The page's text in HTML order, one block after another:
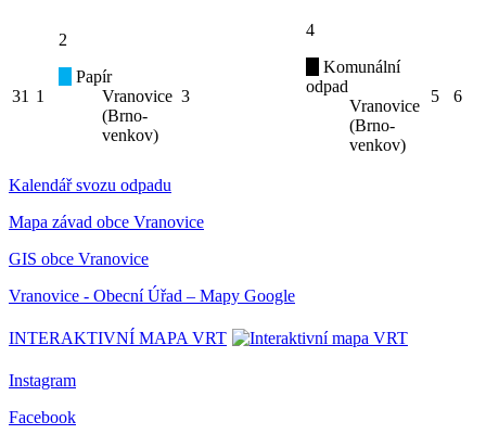
31 1
2
Papír
Vranovice
(Brno-
venkov)
3
4
Komunální
odpad
Vranovice
(Brno-
venkov)
5 6
Kalendář svozu odpadu
Mapa závad obce Vranovice
GIS obce Vranovice
Vranovice - Obecní Úřad – Mapy Google
INTERAKTIVNÍ MAPA VRT
Instagram
Facebook